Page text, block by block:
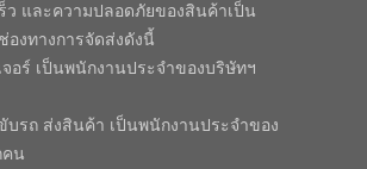
ว และความปลอดภัยของสินค้าเป็น
องทางการจัดส่งดังนี้
จอร์ เป็นพนักงานประจำของบริษัทฯ
บรถ ส่งสินค้า เป็นพนักงานประจำของ
คน